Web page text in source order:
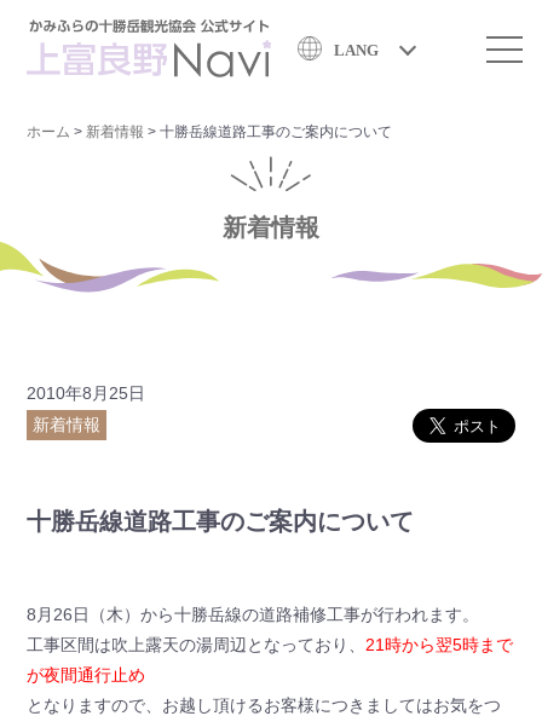
LANG
ホーム > 新着情報 >十勝岳線道路工事のご案内について
新着情報
2010年8月25日
新着情報
十勝岳線道路工事のご案内について
8月26日（木）から十勝岳線の道路補修工事が行われます。
工事区間は吹上露天の湯周辺となっており、 21時から翌5時まで
が夜間通行止め
となりますので、お越し頂けるお客様につきましてはお気をつ